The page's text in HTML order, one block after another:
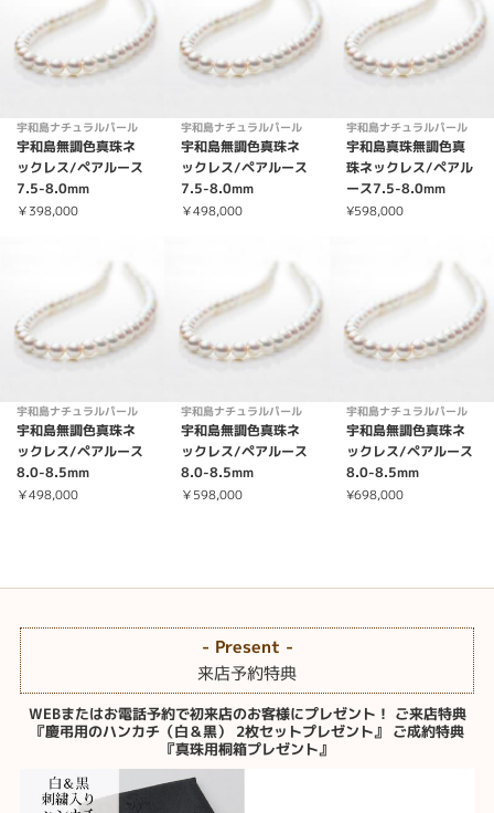
宇和島ナチュラルパール
宇和島無調色真珠ネ
ックレス/ペアルース
7.5-8.0mm
￥398,000
宇和島ナチュラルパール
宇和島無調色真珠ネ
ックレス/ペアルース
7.5-8.0mm
￥498,000
宇和島ナチュラルパール
宇和島真珠無調色真
珠ネックレス/ペアル
ース7.5-8.0mm
¥598,000
宇和島ナチュラルパール
宇和島無調色真珠ネ
ックレス/ペアルース
8.0-8.5mm
￥498,000
宇和島ナチュラルパール
宇和島無調色真珠ネ
ックレス/ペアルース
8.0-8.5mm
￥598,000
宇和島ナチュラルパール
宇和島無調色真珠ネ
ックレス/ペアルース
8.0-8.5mm
¥698,000
- Present -
来店予約特典
WEBまたはお電話予約で初来店のお客様にプレゼント！ ご来店特典
『慶弔用のハンカチ（白＆黒） 2枚セットプレゼント』 ご成約特典
『真珠用桐箱プレゼント』